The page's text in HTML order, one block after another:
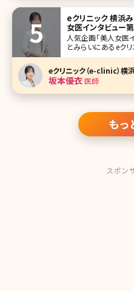
はない特徴を持つ女
ります。その特徴と
eクリニック 横浜みなとみらい
女医インタビュー
人気企画「美人女医
とみらいにあるeク
院長を務める坂本優衣（
クは、円戸望統括
膚科クリニック。 横
え
eクリニック（e-clinic）横
坂本優衣医師
もっ
スポン